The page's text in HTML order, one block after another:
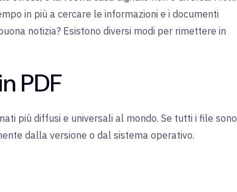
in più a cercare le informazioni e i documenti
notizia? Esistono diversi modi per rimettere in
PDF
più diffusi e universali al mondo. Se tutti i file sono
dalla versione o dal sistema operativo.